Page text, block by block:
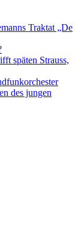
Traktat „De
späten Strauss,
des jungen